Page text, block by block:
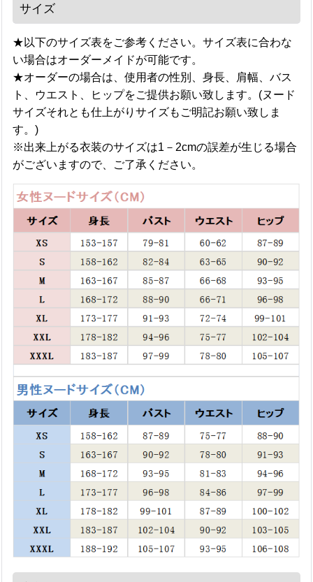
サイズ
★以下のサイズ表をご参考ください。サイズ表に合わな
い場合はオーダーメイドが可能です。
★オーダーの場合は、使用者の性別、身長、肩幅、バス
ト、ウエスト、ヒップをご提供お願い致します。(ヌード
サイズそれとも仕上がりサイズもご明記お願い致しま
す。)
※出来上がる衣装のサイズは1－2cmの誤差が生じる場合
がございますので、ご了承ください。